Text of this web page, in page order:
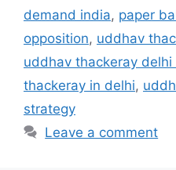
demand india, paper
opposition, uddhav
uddhav thackeray
thackeray in delhi,
strategy
Leave a comment